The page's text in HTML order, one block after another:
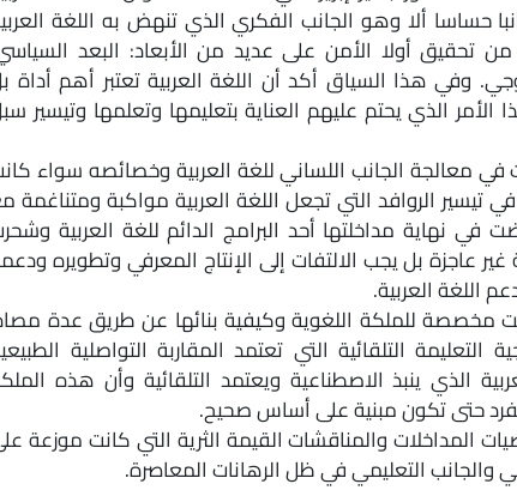
حساسا ألا وهو الجانب الفكري الذي تنهض به اللغة
تحقيق أولا الأمن على عديد من الأبعاد: البعد
وفي هذا السياق أكد أن اللغة العربية تعتبر أهم أداة
الذي يحتم عليهم العناية بتعليمها وتعلمها وتيسير
في معالجة الجانب اللساني للغة العربية وخصائصه سواء
في تيسير الروافد التي تجعل اللغة العربية مواكبة ومتناغمة
في نهاية مداخلتها أحد البرامج الدائم للغة العربية
عاجزة بل يجب الالتفات إلى الإنتاج المعرفي وتطويره
اللغة العربية.
مخصصة للملكة اللغوية وكيفية بنائها عن طريق عدة
التعليمة التلقائية التي تعتمد المقاربة التواصلية
الذي ينبذ الاصطناعية ويعتمد التلقائية وأن هذه
حتى تكون مبنية على أساس صحيح.
المداخلات والمناقشات القيمة الثرية التي كانت موزعة
والجانب التعليمي في ظل الرهانات المعاصرة.